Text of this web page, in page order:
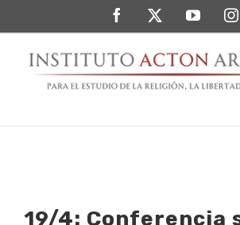
al
contenido
FacebookTwitter
19/4: Conferencia